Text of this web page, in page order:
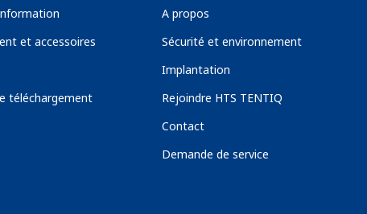
et accessoires
téléchargement
A propos
Sécurité et environnement
Implantation
Rejoindre HTS TENTIQ
Contact
Demande de service